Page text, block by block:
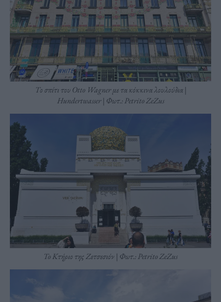
Το σπίτι του Otto Wagner με τα κόκκινα λουλούδια |
Hundertwasser | Φωτ.: Petrito ZeZus
To Κτήριο της Ζετσεσιόν | Φωτ.: Petrito ZeZus